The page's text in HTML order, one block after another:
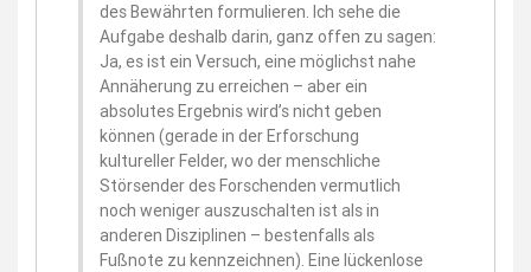
des Bewährten formulieren. Ich sehe die
Aufgabe deshalb darin, ganz offen zu sagen:
Ja, es ist ein Versuch, eine möglichst nahe
Annäherung zu erreichen – aber ein
absolutes Ergebnis wird’s nicht geben
können (gerade in der Erforschung
kultureller Felder, wo der menschliche
Störsender des Forschenden vermutlich
noch weniger auszuschalten ist als in
anderen Disziplinen – bestenfalls als
Fußnote zu kennzeichnen). Eine lückenlose